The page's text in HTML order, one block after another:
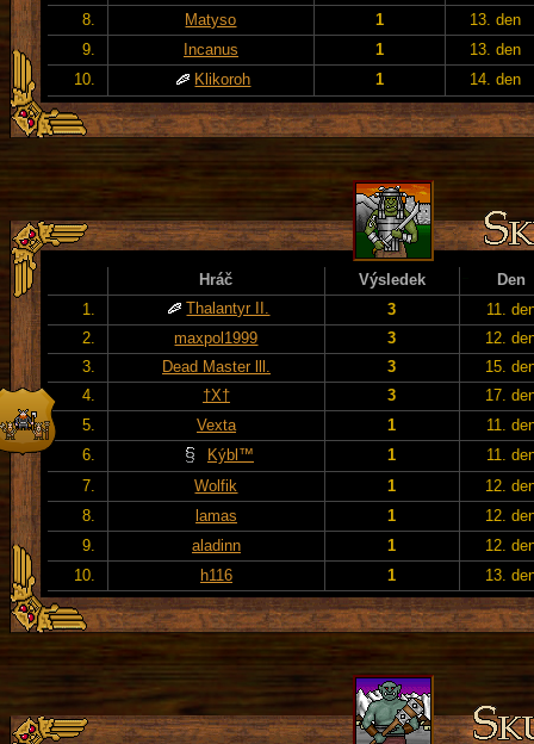
8.
Matyso 1
13. den
9.
Incanus 1
13. den
10.
Klikoroh 1 14. den
Hráč Výsledek
Den
1.
Thalantyr II. 3
11.
2.
maxpol1999 3
12.
3.
Dead Master lll. 3
15.
4.
†X† 3
17.
5.
Vexta 1
11.
6.
Kýbl™ 1
11.
7.
Wolfik 1
12.
8.
lamas 1
12.
9.
aladinn 1
12.
10.
h116 1 13.